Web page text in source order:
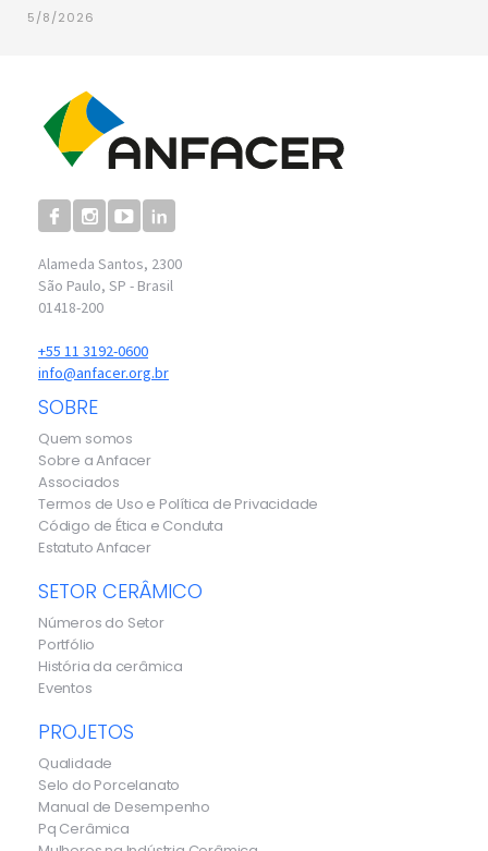
5/8/2026
Alameda Santos, 2300
São Paulo, SP - Brasil
01418-200
+55 11 3192-0600
info@anfacer.org.br
SOBRE
Quem somos
Sobre a Anfacer
Associados
Termos de Uso e Política de Privacidade
Código de Ética e Conduta
Estatuto Anfacer
SETOR CERÂMICO
Números do Setor
Portfólio
História da cerâmica
Eventos
PROJETOS
Qualidade
Selo do Porcelanato
Manual de Desempenho
Pq Cerâmica